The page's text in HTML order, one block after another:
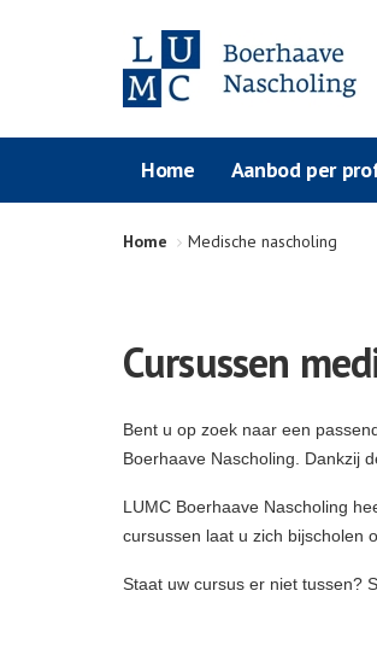
Home Aanbod per
Home Medische nascholing
Cursussen
Bent u op zoek naar een
Boerhaave Nascholing. Dankzij
LUMC Boerhaave Nascholing
cursussen laat u zich bijscholen
Staat uw cursus er niet tussen?